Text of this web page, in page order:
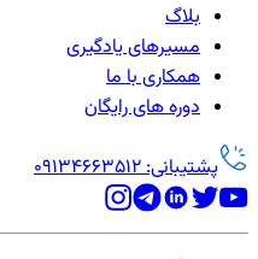
بلاگ
مسیرهای یادگیری
همکاری با ما
دوره های رایگان
پشتیبانی: 09134663512